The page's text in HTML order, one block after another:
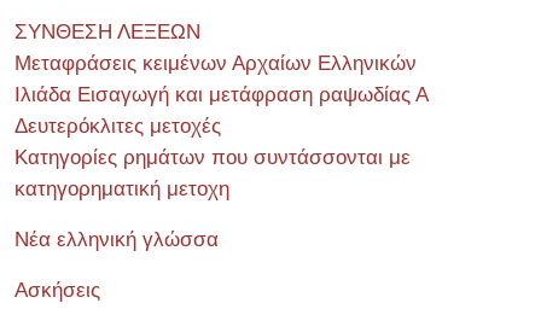
ΣΥΝΘΕΣΗ ΛΕΞΕΩΝ
Μεταφράσεις κειμένων Αρχαίων Ελληνικών
Ιλιάδα Εισαγωγή και μετάφραση ραψωδίας Α
Δευτερόκλιτες μετοχές
Κατηγορίες ρημάτων που συντάσσονται με
κατηγορηματική μετοχη
Νέα ελληνική γλώσσα
Ασκήσεις